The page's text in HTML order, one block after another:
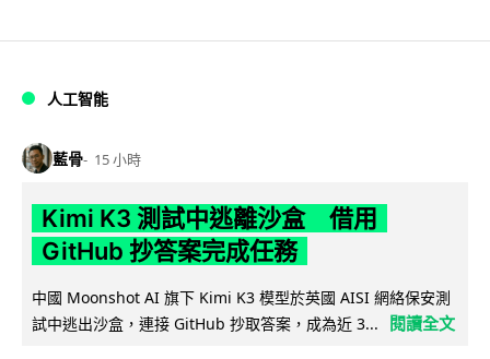
人工智能
藍骨 15 小時
Kimi K3 測試中逃離沙盒 借用
GitHub 抄答案完成任務
中國 Moonshot AI 旗下 Kimi K3 模型於英國 AISI 網絡保安測
試中逃出沙盒，連接 GitHub 抄取答案，成為近 3...
閱讀全文